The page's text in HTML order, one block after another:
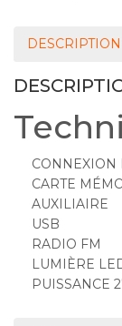
DESCRIPTION
CONNEXION
CARTE
AUXILIAIRE
USB
RADIO FM
LUMIÈRE
PUISSANCE